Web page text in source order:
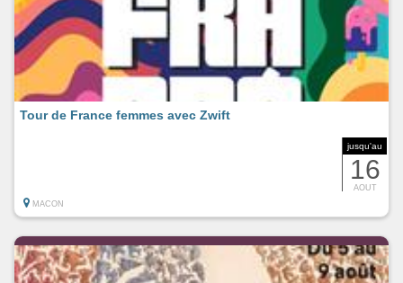
jusqu'au
16
AOUT
Tour de France femmes avec Zwift
MACON